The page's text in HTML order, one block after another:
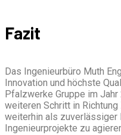
Fazit
Das Ingenieurbüro Muth
Innovation und höchste
Pfalzwerke Gruppe im
weiteren Schritt in
weiterhin als zuverlässiger
Ingenieurprojekte zu